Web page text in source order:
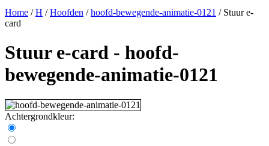
Home /H /Hoofden /hoofd-bewegende-animatie-0121 / Stuur e-
card
Stuur e-card - hoofd-
bewegende-animatie-0121
Achtergrondkleur: